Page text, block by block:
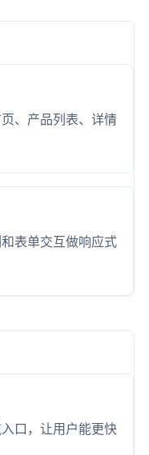
、产品列表、详情
表单交互做响应式
口，让用户能更快